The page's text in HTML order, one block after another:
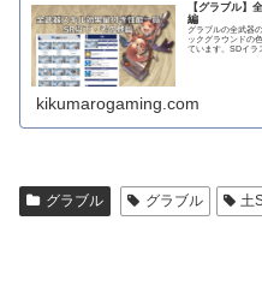
【グラブル】
編
グラブルの全武器
ックグラウンドの
ています。SDイラ
kikumarogaming.com
グラブル グラブル 土